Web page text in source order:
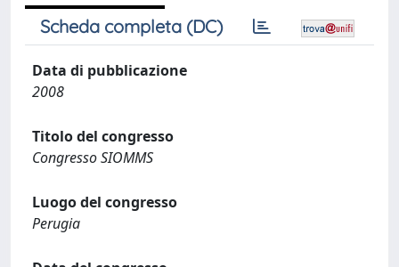
Scheda completa (DC)
Data di pubblicazione
2008
Titolo del congresso
Congresso SIOMMS
Luogo del congresso
Perugia